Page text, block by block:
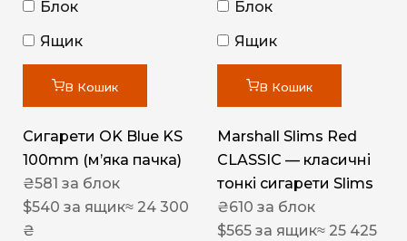
Блок
Ящик
В Кошик
Сигарети OK Blue KS
100mm (м’яка пачка)
₴581 за блок
$540 за ящик≈ 24 300
₴
Блок
Ящик
В Кошик
Marshall Slims Red
CLASSIC — класичні
тонкі сигарети Slims
₴610 за блок
$565 за ящик≈ 25 425